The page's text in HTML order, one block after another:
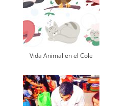
Vida Animal en el Cole